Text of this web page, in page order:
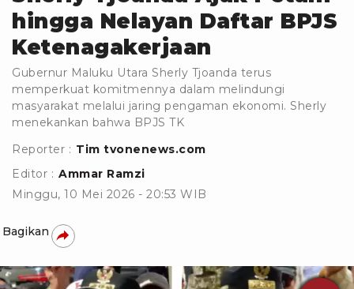
hingga Nelayan Daftar BPJS
Ketenagakerjaan
Gubernur Maluku Utara Sherly Tjoanda terus
memperkuat komitmennya dalam melindungi
masyarakat melalui jaring pengaman ekonomi. Sherly
menekankan bahwa BPJS TK
Reporter : Tim tvonenews.com
Editor : Ammar Ramzi
Minggu, 10 Mei 2026 - 20:53 WIB
Bagikan